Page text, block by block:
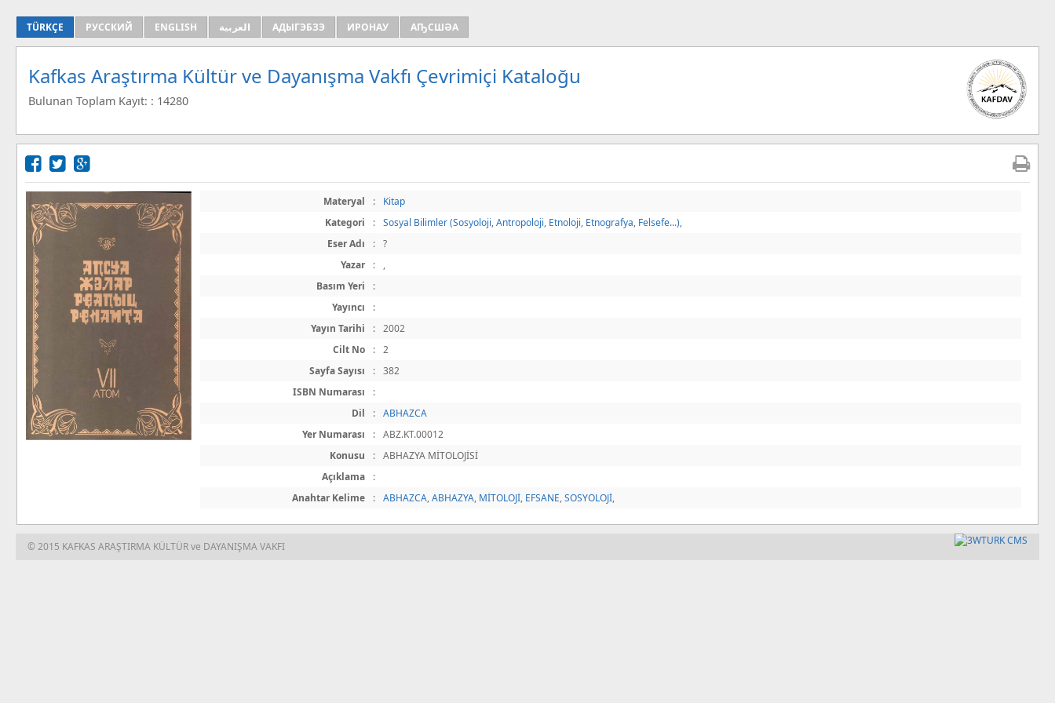
TÜRKÇE РУССКИЙ ENGLISH العربية АДЫГЭБЗЭ ИРОНАУ АҦСШӘА
Kafkas Araştırma Kültür ve Dayanışma Vakfı Çevrimiçi Kataloğu
Bulunan Toplam Kayıt: : 14280
Materyal :
Kitap
Kategori
: Sosyal Bilimler (Sosyoloji,Antropoloji, Etnoloji, Etnografya, Felsefe...),
Eser Adı
:
?
Yazar
:
,
Basım Yeri
:
Yayıncı
:
Yayın Tarihi
:
2002
Cilt No
:
2
Sayfa Sayısı
:
382
ISBN Numarası
:
Dil
:
ABHAZCA
Yer Numarası
:
ABZ.KT.00012
Konusu
:
ABHAZYA MİTOLOJİSİ
Açıklama
:
Anahtar Kelime
: ABHAZCA,ABHAZYA, MİTOLOJİ, EFSANE,SOSYOLOJİ,
© 2015 KAFKAS ARAŞTIRMA KÜLTÜR ve DAYANIŞMA VAKFI